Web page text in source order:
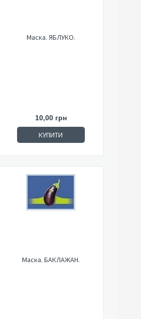
Маска. ЯБЛУКО.
10,00 грн
КУПИТИ
Маска. БАКЛАЖАН.